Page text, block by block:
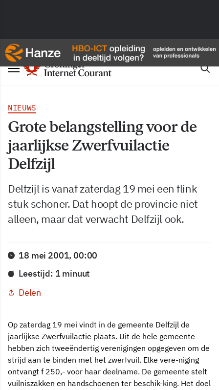
NIEUWS
Grote belangstelling voor de
jaarlijkse Zwerfvuilactie
Delfzijl
Delfzijl is vanaf zaterdag 19 mei een flink
stuk schoner. Dat hoopt de provincie niet
alleen, maar dat verwacht Delfzijl ook.
18 mei 2001, 00:00
Leestijd: 1 minuut
Delen
Op zaterdag 19 mei vindt in de gemeente Delfzijl de
jaarlijkse Zwerfvuilactie plaats. Uit de hele gemeente
hebben zich tweeëndertig verenigingen opgegeven om de
strijd aan te binden met het zwerfvuil. Elke vere-niging
ontvangt f 250,- voor haar deelname. De gemeente stelt
vuilniszakken en handschoenen ter beschik-king. Het doel